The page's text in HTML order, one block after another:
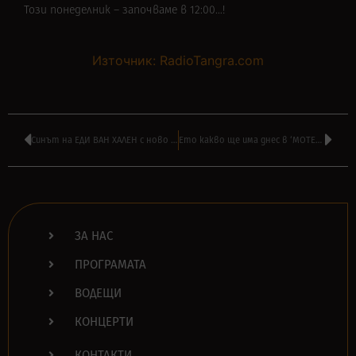
Този понеделник – започваме в 12:00…!
Източник: RadioTangra.com
Синът на ЕДИ ВАН ХАЛЕН с ново видео на MAMMOTH WVH – ‘Epiphany’ Ето какво ще има днес в ‘МОТЕЛ ХЕНТАЙ’ на НАСО РУСКОВ в 16:00
ЗА НАС
ПРОГРАМАТА
ВОДЕЩИ
КОНЦЕРТИ